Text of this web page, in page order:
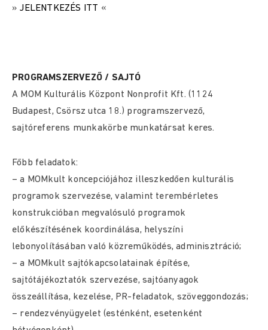
»JELENTKEZÉS ITT «
PROGRAMSZERVEZŐ / SAJTÓ
A MOM Kulturális Központ Nonprofit Kft. (1124
Budapest, Csörsz utca 18.) programszervező,
sajtóreferens munkakörbe munkatársat keres.
Főbb feladatok:
– a MOMkult koncepciójához illeszkedően kulturális
programok szervezése, valamint terembérletes
konstrukcióban megvalósuló programok
előkészítésének koordinálása, helyszíni
lebonyolításában való közreműködés, adminisztráció;
– a MOMkult sajtókapcsolatainak építése,
sajtótájékoztatók szervezése, sajtóanyagok
összeállítása, kezelése, PR-feladatok, szöveggondozás;
– rendezvényügyelet (esténként, esetenként